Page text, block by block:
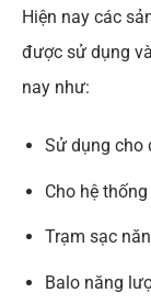
Hiện nay các
được sử dụng
nay như:
Sử dụng cho
Cho hệ
Trạm sạc
Balo năng